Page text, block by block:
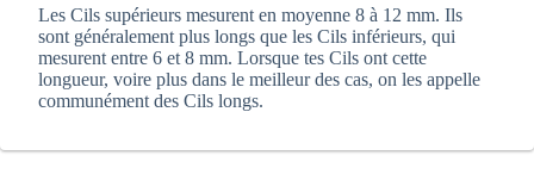
Les Cils supérieurs mesurent en moyenne 8 à 12 mm. Ils
sont généralement plus longs que les Cils inférieurs, qui
mesurent entre 6 et 8 mm. Lorsque tes Cils ont cette
longueur, voire plus dans le meilleur des cas, on les appelle
communément des Cils longs.